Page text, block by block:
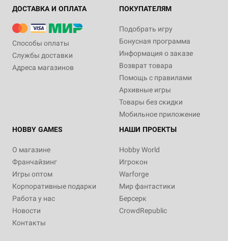
ДОСТАВКА И ОПЛАТА
Способы оплаты
Службы доставки
Адреса магазинов
ПОКУПАТЕЛЯМ
Подобрать игру
Бонусная программа
Информация о заказе
Возврат товара
Помощь с правилами
Архивные игры
Товары без скидки
Мобильное приложение
HOBBY GAMES
О магазине
Франчайзинг
Игры оптом
Корпоративные подарки
Работа у нас
Новости
Контакты
НАШИ ПРОЕКТЫ
Hobby World
Игрокон
Warforge
Мир фантастики
Берсерк
CrowdRepublic